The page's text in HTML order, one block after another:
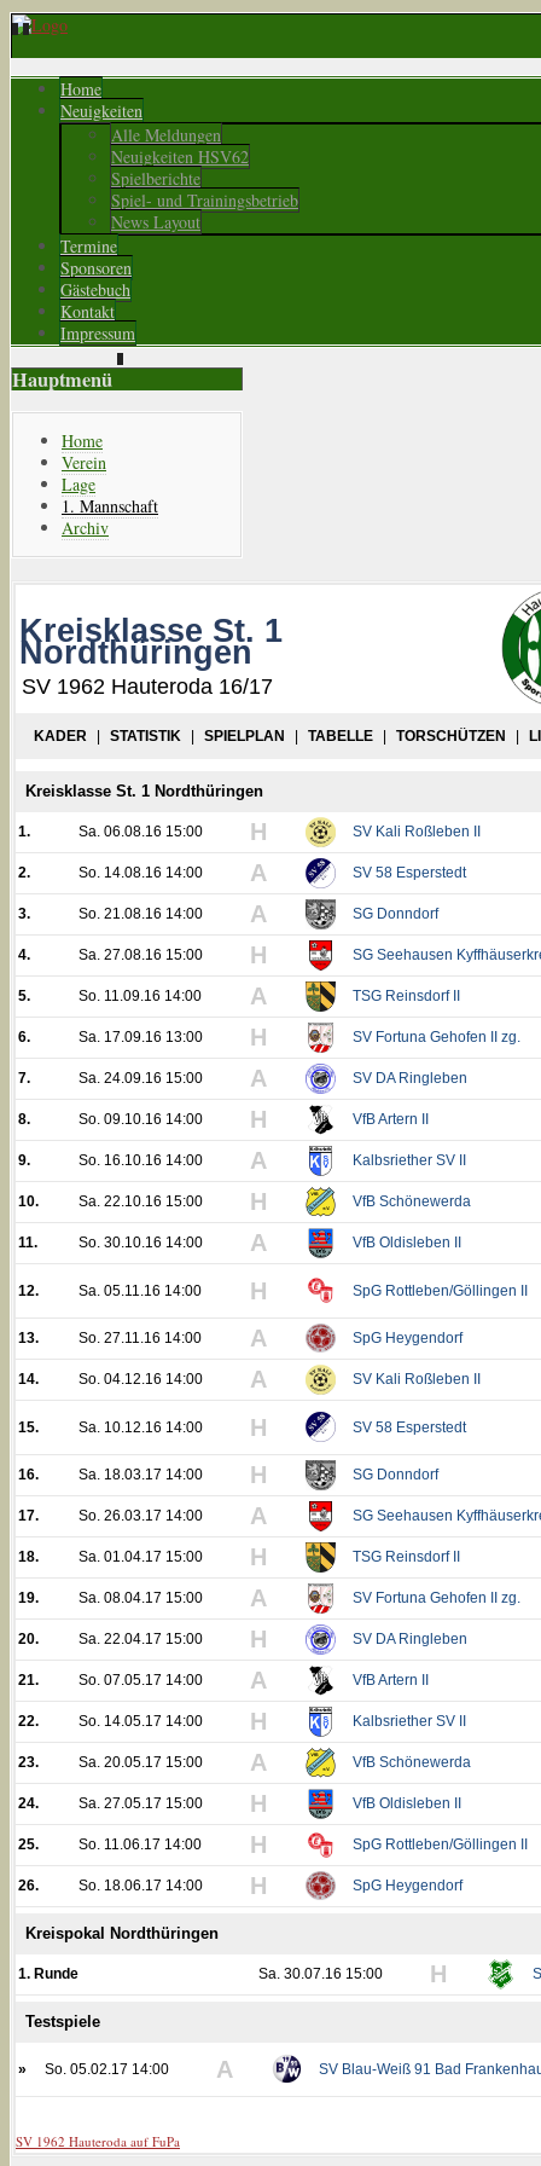
Home
Neuigkeiten
Alle Meldungen
Neuigkeiten HSV62
Spielberichte
Spiel- und Trainingsbetrieb
News Layout
Termine
Sponsoren
Gästebuch
Kontakt
Impressum
Hauptmenü
Home
Verein
Lage
1. Mannschaft
Archiv
Kreisklasse St. 1
Nordthüringen
SV 1962 Hauteroda 16/17
KADER | STATISTIK | SPIELPLAN | TABELLE | TORSCHÜTZEN |
Kreisklasse St. 1 Nordthüringen
1. Sa. 06.08.16 15:00 H SV Kali Roßleben II
2. So. 14.08.16 14:00 A SV 58 Esperstedt
3. So. 21.08.16 14:00 A SG Donndorf
4. Sa. 27.08.16 15:00 H SG Seehausen
5. So. 11.09.16 14:00 A TSG Reinsdorf II
6. Sa. 17.09.16 13:00 H SV Fortuna Gehofen II zg.
7. Sa. 24.09.16 15:00 A SV DA Ringleben
8. So. 09.10.16 14:00 H VfB Artern II
9. So. 16.10.16 14:00 A Kalbsriether SV II
10. Sa. 22.10.16 15:00 H VfB Schönewerda
11. So. 30.10.16 14:00 A VfB Oldisleben II
12. Sa. 05.11.16 14:00 H SpG Rottleben/Göllingen II
13. So. 27.11.16 14:00 A SpG Heygendorf
14. So. 04.12.16 14:00 A SV Kali Roßleben II
15. Sa. 10.12.16 14:00 H SV 58 Esperstedt
16. Sa. 18.03.17 14:00 H SG Donndorf
17. So. 26.03.17 14:00 A SG Seehausen
18. Sa. 01.04.17 15:00 H TSG Reinsdorf II
19. Sa. 08.04.17 15:00 A SV Fortuna Gehofen II zg.
20. Sa. 22.04.17 15:00 H SV DA Ringleben
21. So. 07.05.17 14:00 A VfB Artern II
22. So. 14.05.17 14:00 H Kalbsriether SV II
23. Sa. 20.05.17 15:00 A VfB Schönewerda
24. Sa. 27.05.17 15:00 H VfB Oldisleben II
25. So. 11.06.17 14:00 H SpG Rottleben/Göllingen II
26. So. 18.06.17 14:00 H SpG Heygendorf
Kreispokal Nordthüringen
1. Runde Sa. 30.07.16 15:00 H
Testspiele
» So. 05.02.17 14:00 A SV Blau-Weiß 91 Bad
SV 1962 Hauteroda auf FuPa